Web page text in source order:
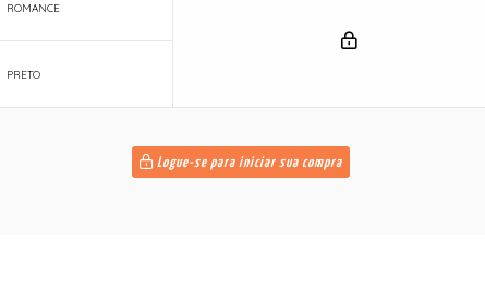
ROMANCE
PRETO
Logue-se para iniciar sua compra